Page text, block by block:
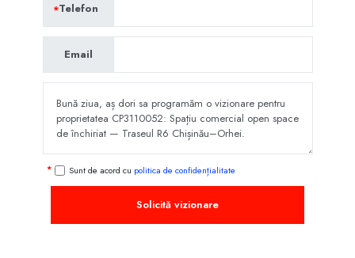
Telefon
Email
Sunt de acord cu politica de confidențialitate
Solicită vizionare